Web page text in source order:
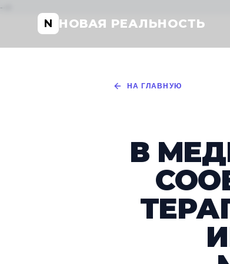
-->
N НОВАЯ РЕАЛЬНОСТЬ
НА ГЛАВНУЮ
В